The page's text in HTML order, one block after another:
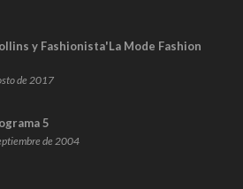
y Fashionista'La Mode Fashion
de 2017
5
de 2004